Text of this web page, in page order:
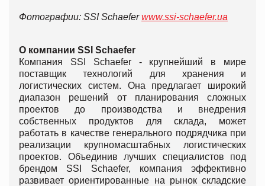
Фотографии: SSI Schaeferwww.ssi-schaefer.ua
О компании SSI Schaefer
Компания SSI Schaefer - крупнейший в мире
поставщик технологий для хранения и
логистических систем. Она предлагает широкий
диапазон решений от планирования сложных
проектов до производства и внедрения
собственных продуктов для склада, может
работать в качестве генерального подрядчика при
реализации крупномасштабных логистических
проектов. Объединив лучших специалистов под
брендом SSI Schaefer, компания эффективно
развивает ориентированные на рынок складские